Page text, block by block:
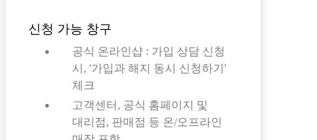
신청 가능 창구
공식 온라인샵 : 가입 상담 신청
시, '가입과 해지 동시 신청하기'
체크
고객센터, 공식 홈페이지 및
대리점, 판매점 등 온/오프라인